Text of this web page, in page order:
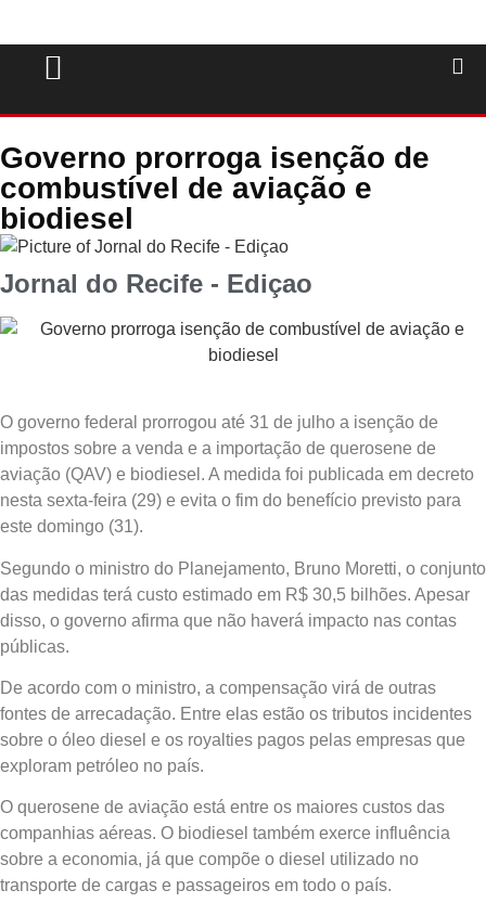
Governo prorroga isenção de
combustível de aviação e
biodiesel
Jornal do Recife - Ediçao
O governo federal prorrogou até 31 de julho a isenção de
impostos sobre a venda e a importação de querosene de
aviação (QAV) e biodiesel. A medida foi publicada em decreto
nesta sexta-feira (29) e evita o fim do benefício previsto para
este domingo (31).
Segundo o ministro do Planejamento, Bruno Moretti, o conjunto
das medidas terá custo estimado em R$ 30,5 bilhões. Apesar
disso, o governo afirma que não haverá impacto nas contas
públicas.
De acordo com o ministro, a compensação virá de outras
fontes de arrecadação. Entre elas estão os tributos incidentes
sobre o óleo diesel e os royalties pagos pelas empresas que
exploram petróleo no país.
O querosene de aviação está entre os maiores custos das
companhias aéreas. O biodiesel também exerce influência
sobre a economia, já que compõe o diesel utilizado no
transporte de cargas e passageiros em todo o país.